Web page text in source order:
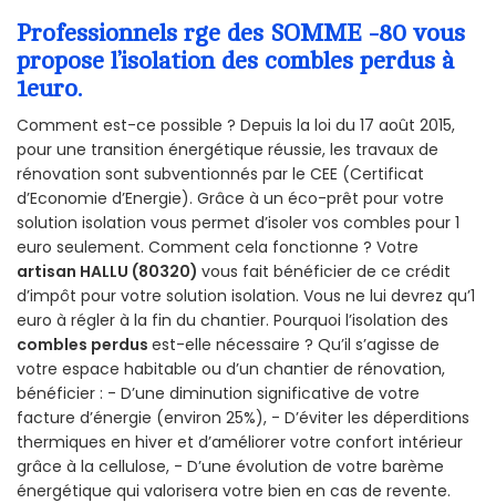
Professionnels rge des SOMME -80 vous
propose l’isolation des combles perdus à
1euro.
Comment est-ce possible ? Depuis la loi du 17 août 2015,
pour une transition énergétique réussie, les travaux de
rénovation sont subventionnés par le CEE (Certificat
d’Economie d’Energie). Grâce à un éco-prêt pour votre
solution isolation vous permet d’isoler vos combles pour 1
euro seulement. Comment cela fonctionne ? Votre
artisan HALLU (80320) vous fait bénéficier de ce crédit
d’impôt pour votre solution isolation. Vous ne lui devrez qu’1
euro à régler à la fin du chantier. Pourquoi l’isolation des
combles perdus est-elle nécessaire ? Qu’il s’agisse de
votre espace habitable ou d’un chantier de rénovation,
bénéficier : - D’une diminution significative de votre
facture d’énergie (environ 25%), - D’éviter les déperditions
thermiques en hiver et d’améliorer votre confort intérieur
grâce à la cellulose, - D’une évolution de votre barème
énergétique qui valorisera votre bien en cas de revente.